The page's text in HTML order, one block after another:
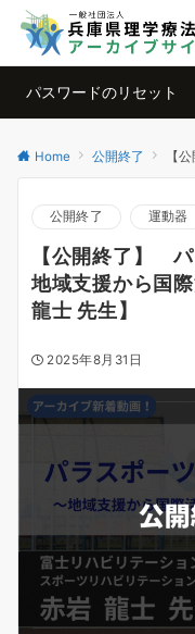
パスワードのリセット
Home 公開終了 【公開
公開終了 運動器
【公開終了】
地域支援から国
龍士 先生】
2025年8月31日